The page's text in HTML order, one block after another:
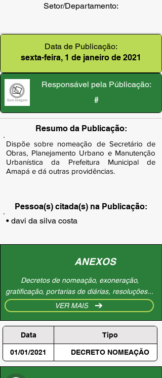
Setor/Departamento:
Data de Publicação:
sexta-feira, 1 de janeiro de 2021
Responsável pela Públicação:
#
Resumo da Publicação:
Dispõe sobre nomeação de Secretário de
Obras, Planejamento Urbano e Manutenção
Urbanística da Prefeitura Municipal de
Amapá e dá outras providências.
Pessoa(s) citada(s) na Publicação:
• davi da silva costa
ANEXOS
Decretos de nomeação, exoneração,
gratificação, portarias de diárias, resoluções...
VER MAIS
Data Tipo
01/01/2021 DECRETO NOMEAÇÃO